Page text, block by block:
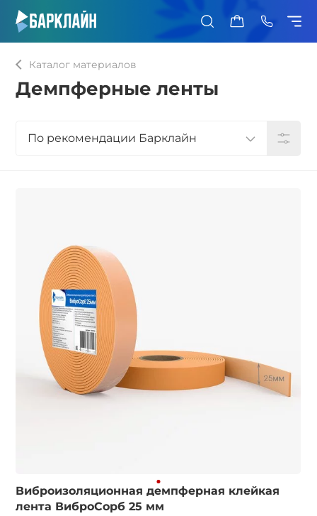
Каталог материалов
Демпферные ленты
По рекомендации Барклайн
Виброизоляционная демпферная клейкая
лента ВиброСорб 25 мм